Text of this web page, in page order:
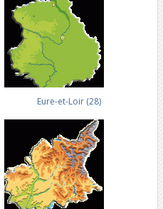
Eure-et-Loir (28)